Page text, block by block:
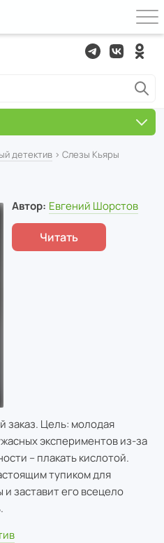
детектив › Слезы Кьяры
Автор: Евгений Шорстов
Читать
заказ. Цель: молодая
экспериментов из-за
– плакать кислотой.
тупиком для
заставит его всецело